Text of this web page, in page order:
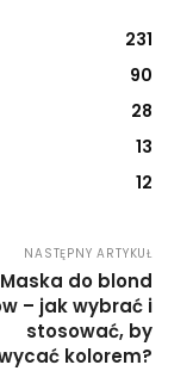
231
90
28
13
12
NASTĘPNY ARTYKUŁ
Maska do blond
– jak wybrać i
stosować, by
kolorem?